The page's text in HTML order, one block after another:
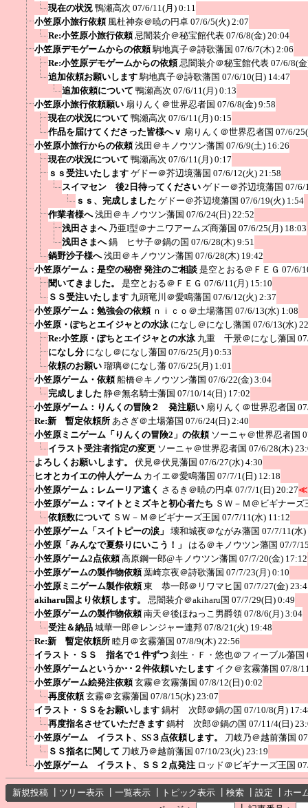
現在の状況 鴨瀬高次 07/6/11(月) 0:11
小笠原小旅行依頼 風杜神奈＠暁の円卓 07/6/5(火) 2:07
Re:小笠原小旅行依頼 忌闇装介＠秘宝館代表 07/6/8(金) 20:04
小笠原デモゲームからの依頼 駒地真子＠詩歌藩国 07/6/7(木) 2:06
Re:小笠原デモゲームからの依頼 忌闇装介＠秘宝館代表 07/6/8(
追加依頼お願いします 駒地真子＠詩歌藩国 07/6/10(日) 14:47
追加依頼について 鴨瀬高次 07/6/11(月) 0:13
小笠原小旅行依頼願い 扇りんく＠世界忍者国 07/6/8(金) 9:58
現在の状況について 鴨瀬高次 07/6/11(月) 0:15
作品を届けてくださった皆様へｖ 扇りんく＠世界忍者国 07/6/
小笠原小旅行からの依頼 浅田＠キノウツン藩国 07/6/9(土) 16:26
現在の状況について 鴨瀬高次 07/6/11(月) 0:17
ｓｓ受注いたします ゲドー＠芥辺境藩国 07/6/12(火) 21:58
スイマセン 後2日待ってください ゲドー＠芥辺境藩国 07/6/
ｓｓ、完成しました ゲドー＠芥辺境藩国 07/6/19(火) 1:54
作業者様へ 浅田＠キノウツン藩国 07/6/24(日) 22:52
浅田さまへ 乃亜I型＠ナニワアームズ商藩国 07/6/25(月) 18:03
浅田さまへ 鍋 ヒサ子＠鍋の国 07/6/28(木) 9:51
鍋野沙子様へ 浅田＠キノウツン藩国 07/6/28(木) 19:42
小笠原ゲーム：是空の秘密 発注のご相談 是空とおる＠ＦＥＧ 07/6/
聞いてきました。
是空とおる＠ＦＥＧ 07/6/11(月) 15:10
ＳＳ受注いたします 九頭竜川＠愛鳴藩国 07/6/12(火) 2:37
小笠原ゲーム：勉強会の依頼 ｎｉｃｏ＠土場藩国 07/6/13(水) 1:08
小笠原・ぽちとエイジャとの水泳 になし＠になし藩国 07/6/13(水)
Re:小笠原・ぽちとエイジャとの水泳 九重 千景＠になし藩国
になし分 になし＠になし藩国 07/6/25(月) 0:53
依頼のお願い 瑠璃＠になし藩 07/6/25(月) 1:01
小笠原ゲーム・依頼 船橋＠キノウツン藩国 07/6/22(金) 3:04
完成しました 静＠無名騎士藩国 07/10/14(日) 17:02
小笠原ゲーム：りんくの冒険２ 発注願い 扇りんく＠世界忍者国
Re:新 暫定依頼所 あさぎ＠土場藩国 07/6/24(日) 2:40
小笠原ミニゲーム「りんくの冒険2」の依頼 ソーニャ＠世界忍者国
イラスト受注者指定の変更 ソーニャ＠世界忍者国 07/6/28(木)
よろしくお願いします。
伏見＠伏見藩国 07/6/27(水) 4:30
ヒオとカイエの仲人ゲーム カイエ＠愛鳴藩国 07/7/1(日) 12:18
小笠原ゲーム：レムーリア遠く さるき＠暁の円卓 07/7/1(日) 20:27≪
小笠原ゲーム：マイトとミズキと初心者たち ＳＷ－Ｍ＠ビギナーズ
依頼数について ＳＷ－Ｍ＠ビギナーズ王国 07/7/11(水) 11:12
小笠原ゲーム「スイトピーの涙」
壊和城夜＠ながみ藩国 07/7/11(水)
小笠原「みんなで夏祭りにいこう！」
はる＠キノウツン藩国 07/7/
小笠原ゲーム2点依頼 高原鋼一郎@キノウツン藩国 07/7/20(金) 17:12
小笠原ゲームの製作物依頼 葉崎京夜＠詩歌藩国 07/7/23(月) 0:10
小笠原ミニゲーム製作依頼 東 恭一郎＠リワマヒ国 07/7/27(金)
akiharu国より依頼します。
忌闇装介＠akiharu国 07/7/29(日) 0:49
小笠原ゲームの製作物依頼 南天＠後ほねっこ男爵領 07/8/6(月) 3:04
受注＆納品 城華一郎＠レンジャー連邦 07/8/21(火) 19:48
Re:新 暫定依頼所 睦月＠玄霧藩国 07/8/9(木) 22:56
イラスト・ＳＳ 指名で１件ずつ 刻生・Ｆ・悠也＠フィーブル藩国
小笠原ゲームというか･･２件依頼いたします イク＠玄霧藩国 07/8/
小笠原ゲーム絵発注依頼 玄霧＠玄霧藩国 07/8/12(日) 0:02
再度依頼 玄霧＠玄霧藩国 07/8/15(水) 23:07
イラスト・ＳＳをお願いします 鍋村 次郎＠鍋の国 07/10/8(月)
再度指名させていただきます 鍋村 次郎＠鍋の国 07/11/4(日)
小笠原ゲーム イラスト、SS３点依頼します。
刀岐乃＠越前藩国
ＳＳ指名に関して 刀岐乃＠越前藩国 07/10/23(火) 23:19
小笠原ゲーム イラスト、ＳＳ２点発注 ロッド＠ビギナーズ王国
新規投稿 ツリー表示 一覧表示 トピック表示 検索 設定
ホー